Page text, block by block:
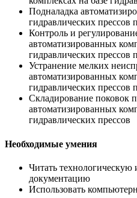
Подналадка
гидравлических
Контроль и
автоматизированных
гидравлических
Устранение мелких
автоматизированных
гидравлических
Складирование поковок
автоматизированных
гидравлических прессов
Необходимые умения
Читать технологическую
документацию
Использовать